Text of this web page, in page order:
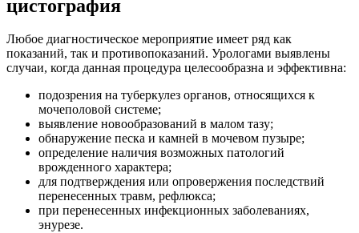
цистография
Любое диагностическое мероприятие имеет ряд как
показаний, так и противопоказаний. Урологами выявлены
случаи, когда данная процедура целесообразна и эффективна:
подозрения на туберкулез органов, относящихся к
мочеполовой системе;
выявление новообразований в малом тазу;
обнаружение песка и камней в мочевом пузыре;
определение наличия возможных патологий
врожденного характера;
для подтверждения или опровержения последствий
перенесенных травм, рефлюкса;
при перенесенных инфекционных заболеваниях,
энурезе.